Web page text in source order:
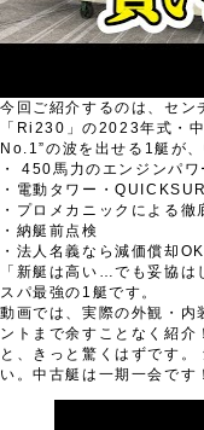
今回ご紹介するのは、セン
「Ri230」の2023年式・
No.1”の波を出せる1艇が
・ 450馬力のエンジンパワ
・電動タワー・
・プロメカニックによる徹
・納艇前点検
・法人名義なら減価償却
「新艇は高い…でも妥協は
スパ最強の1艇です。
動画では、実際の外観・内
ントまで余すことなく紹介
と、きっと驚くはずです
い。中古艇は一期一会です！